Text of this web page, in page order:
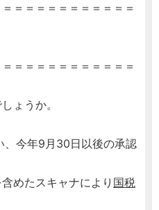
＝＝＝＝＝＝＝＝＝＝＝
＝＝＝＝＝＝＝＝＝＝＝
ょうか。
今年9月30日以後の承認
めたスキャナにより 国税